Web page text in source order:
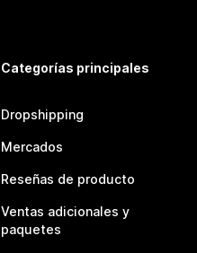
Categorías principales
Dropshipping
Mercados
Reseñas de producto
Ventas adicionales y
paquetes